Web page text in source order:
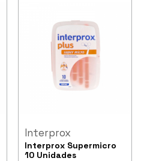
Interprox
Interprox Supermicro
10 Unidades